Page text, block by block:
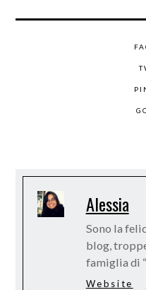
Alessia
Sono la
blog,
famiglia di
Website